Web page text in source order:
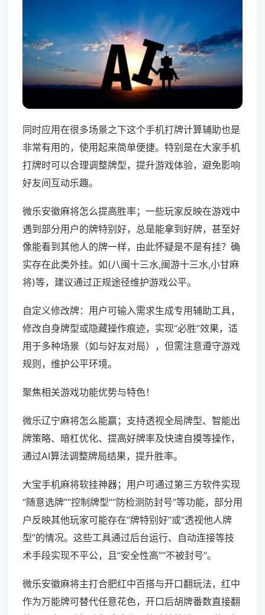
同时应用在很多场景之下这个手机打牌计算辅助也是
非常有用的，使用起来简单便捷。特别是在大家手机
打牌时可以合理调整牌型，提升游戏体验，避免影响
好友间互动乐趣。
微乐安徽麻将怎么提高胜率；一些玩家反映在游戏中
遇到部分用户的牌特别好，总是能拿到好牌，甚至好
像能看到其他人的牌一样，由此怀疑是不是有挂？确
实存在此类外挂。如(八闽十三水,闽游十三水,小甘麻
将)等，建议通过正规途径维护游戏公平。
自定义修改牌：用户可输入需求生成专用辅助工具，
修改自身牌型或隐藏操作痕迹，实现“必胜”效果，适
用于多种场景（如与好友对局），但需注意遵守游戏
规则，维护公平环境。
聚焦相关游戏功能优势与特色！
微乐辽宁麻将怎么能赢；支持透视全局牌型、智能出
牌策略、暗杠优化、提高好牌率及快速自摸等操作，
通过AI算法调整牌局结果，提升胜率。
大宝手机麻将软挂神器；用户可通过第三方软件实现
“随意选牌”“控制牌型”“防检测防封号”等功能，部分用
户反映其他玩家可能存在“牌特别好”或“透视他人牌
型”的情况。这些工具通过后台运行、自动连接等技
术手段实现不平公，且“安全性高”“不被封号”。
微乐安徽麻将主打合肥红中百搭与开口翻玩法，红中
作为万能牌可替代任意花色，开口后胡牌番数直接翻